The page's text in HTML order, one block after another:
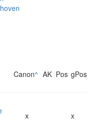
Canon^ AK Pos gPos
x x